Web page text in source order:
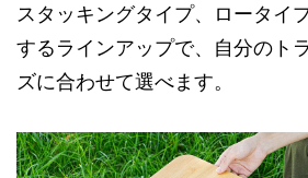
スタッキングタイプ、ロータイ
するラインアップで、自分のト
ズに合わせて選べます。